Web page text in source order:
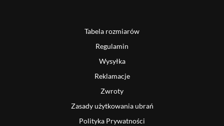
Tabela rozmiarów
Regulamin
Wysyłka
Reklamacje
Zwroty
Zasady użytkowania ubrań
Polityka Prywatności